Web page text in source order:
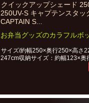
クイックアップシェード
250UV-S キャプテンスタッ
CAPTAIN S...
お弁当グッズのカラフルボ
サイズ/約幅250×奥行250×高さ
247cm収納サイズ：約幅123×奥